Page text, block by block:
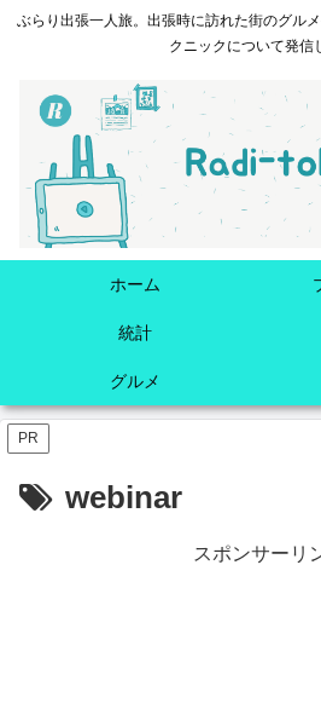
ぶらり出張一人旅。出張時に訪れた街のグル
クニックについて発信
ホーム
統計
グルメ
PR
webinar
スポンサーリ